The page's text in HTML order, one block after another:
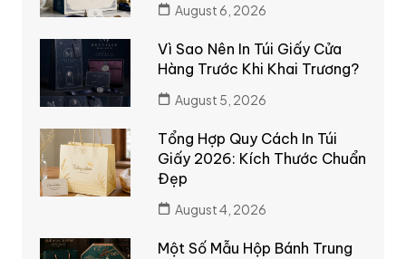
August 6, 2026
Vì Sao Nên In Túi Giấy Cửa
Hàng Trước Khi Khai Trương?
August 5, 2026
Tổng Hợp Quy Cách In Túi
Giấy 2026: Kích Thước Chuẩn
Đẹp
August 4, 2026
Một Số Mẫu Hộp Bánh Trung